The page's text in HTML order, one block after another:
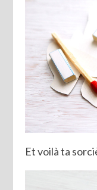
Et voilà ta